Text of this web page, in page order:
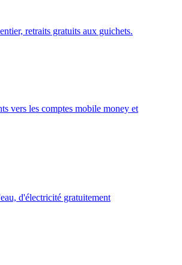
retraits gratuits aux guichets.
vers les comptes mobile money et
d'électricité gratuitement